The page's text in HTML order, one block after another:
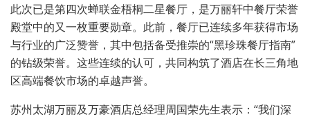
此次已是第四次蝉联金梧桐二星餐厅，是万丽轩中餐厅荣誉
殿堂中的又一枚重要勋章。此前，餐厅已连续多年获得市场
与行业的广泛赞誉，其中包括备受推崇的“黑珍珠餐厅指南”
的钻级荣誉。这些连续的认可，共同构筑了酒店在长三角地
区高端餐饮市场的卓越声誉。
苏州太湖万丽及万豪酒店总经理周国荣先生表示：“我们深